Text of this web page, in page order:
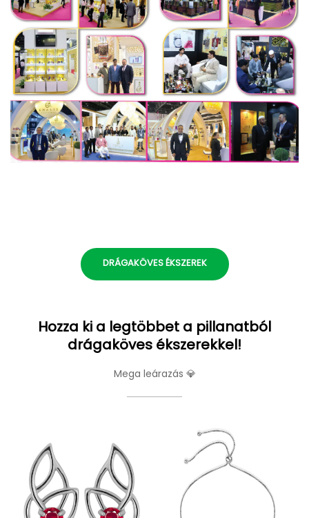
DRÁGAKÖVES ÉKSZEREK
Hozza ki a legtöbbet a pillanatból
drágaköves ékszerekkel!
Mega leárazás 💎